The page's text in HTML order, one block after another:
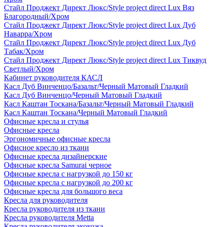
Стайл Проджект Директ Люкс/Style project direct Lux Вяз
Благородный/Хром
Стайл Проджект Директ Люкс/Style project direct Lux Дуб
Наварра/Хром
Стайл Проджект Директ Люкс/Style project direct Lux Дуб
Табак/Хром
Стайл Проджект Директ Люкс/Style project direct Lux Тиквуд
Светлый/Хром
Кабинет руководителя КАСЛ
Касл Дуб Винченцо/Базальт/Черный Матовый Гладкий
Касл Дуб Винченцо/Черный Матовый Гладкий
Касл Каштан Тоскана/Базальт/Черный Матовый Гладкий
Касл Каштан Тоскана/Черный Матовый Гладкий
Офисные кресла и стулья
Офисные кресла
Эргономичные офисные кресла
Офисное кресло из ткани
Офисные кресла дизайнерские
Офисные кресла Samurai черное
Офисные кресла с нагрузкой до 150 кг
Офисные кресла с нагрузкой до 200 кг
Офисные кресла для большого веса
Кресла для руководителя
Кресла руководителя из ткани
Кресла руководителя Metta